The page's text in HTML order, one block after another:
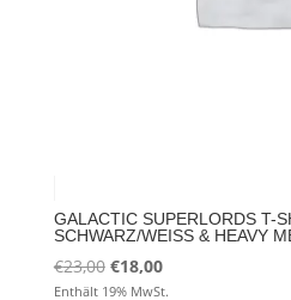
GALACTIC SUPERLORDS T-
SCHWARZ/WEISS & HEAVY
€23,00 Ursprünglicher
Preis
€18,00Aktueller
Preis
Enthält 19% MwSt.